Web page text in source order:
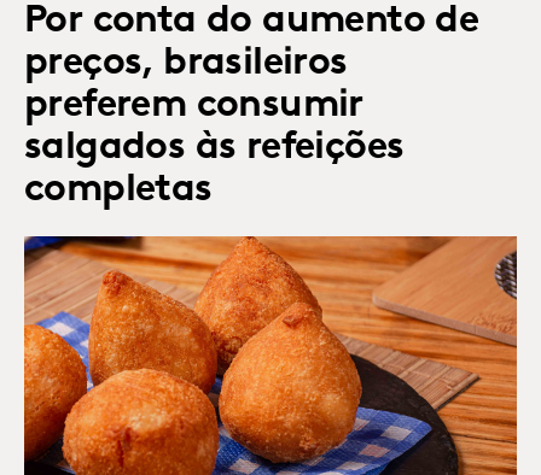
Por conta do aumento de
preços, brasileiros
preferem consumir
salgados às refeições
completas